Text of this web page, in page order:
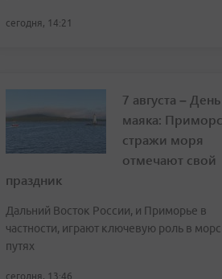
сегодня, 14:21
7 августа – День
маяка:
стражи моря
отмечают свой
праздник
Дальний Восток России, и Приморье в
частности, играют ключевую роль в
путях
сегодня, 13:46